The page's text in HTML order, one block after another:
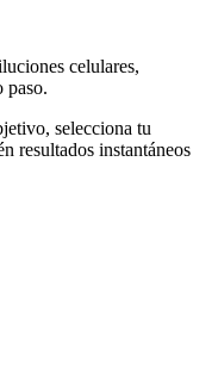
celulares,
paso.
selecciona tu
resultados instantáneos